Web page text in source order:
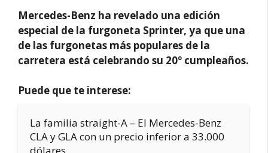
Mercedes-Benz ha revelado una edición
especial de la furgoneta Sprinter, ya que una
de las furgonetas más populares de la
carretera está celebrando su 20º cumpleaños.
Puede que te interese:
La familia straight-A – El Mercedes-Benz
CLA y GLA con un precio inferior a 33.000